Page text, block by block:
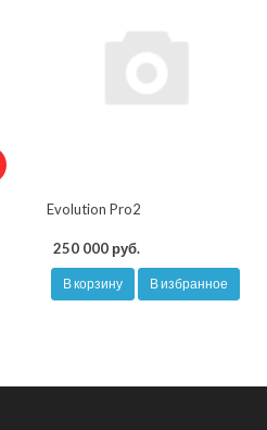
Evolution Pro2
250 000 руб.
В корзину В избранное